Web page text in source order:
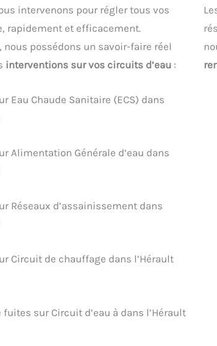
intervenons pour régler tous vos
rapidement et efficacement.
nous possédons un savoir-faire réel
interventions sur vos circuits d’eau :
Eau Chaude Sanitaire (ECS) dans
Alimentation Générale d’eau dans
Réseaux d’assainissement dans
Circuit de chauffage dans l’Hérault
fuites sur Circuit d’eau à dans l’Hérault